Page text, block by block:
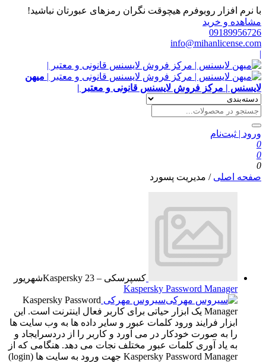
با نرم افزار روبوفرم هیچوقت نگران رمزهای عبورتان نباشید!
مشاهده و خرید
09189956726
info@mihanlicense.com
|
میهن
لایسنس | مرکز فروش لایسنس قانونی و معتبر |
ورود | ثبت‌نام
0
0
0
صفحه اصلی / مدیریت پسورد
کسپرسکی – Kaspersky 23
شهریور
Kaspersky Password Manager
سیروس مهرکی Kaspersky Password
Manager یک ابزار حیاتی برای کاربر فعال اینترنت است. این
ابزار فرایند ورود کلمات عبور و سایر داده ها به وب سایت ها
را به صورت خودکار در می آورد و کاربر را از دردسرایجاد و
به یاد آوری کلمات عبور مختلف نجات می دهد. هنگامی که از
Kaspersky Password Manager جهت ورود به سایت ها (login)